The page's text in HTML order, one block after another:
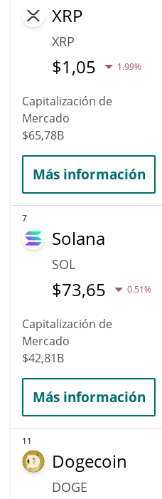
XRP
XRP
$1,05 1.99%
Capitalización de
Mercado
$65,78B
Más información
7
Solana
SOL
$73,65 0.51%
Capitalización de
Mercado
$42,81B
Más información
11
Dogecoin
DOGE